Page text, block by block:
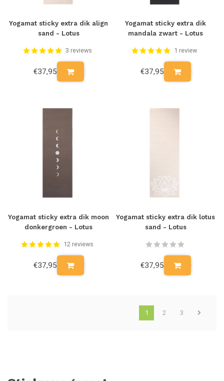
Yogamat sticky extra dik align
sand - Lotus
3 reviews
€37,95
Yogamat sticky extra dik
mandala zwart - Lotus
1 review
€37,95
Yogamat sticky extra dik moon
donkergroen - Lotus
12 reviews
€37,95
Yogamat sticky extra dik lotus
sand - Lotus
€37,95
1 2 3